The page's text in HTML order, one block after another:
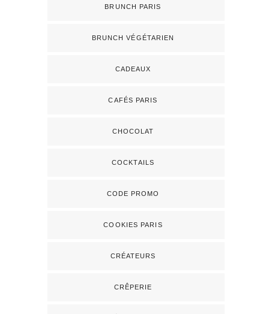
BRUNCH PARIS
BRUNCH VÉGÉTARIEN
CADEAUX
CAFÉS PARIS
CHOCOLAT
COCKTAILS
CODE PROMO
COOKIES PARIS
CRÉATEURS
CRÊPERIE